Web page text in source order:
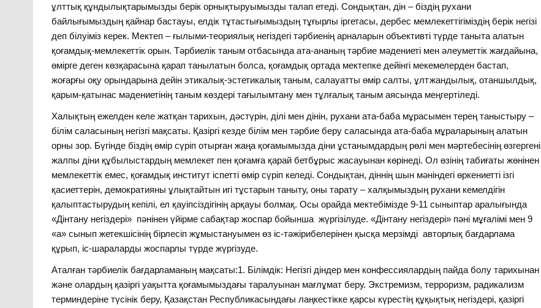
ұлттық құндылықтарымызды берік орнықтыруымызды талап етеді. Сондықтан, дін – біздің рухани
байлығымыздың қайнар бастауы, елдік тұтастығымыздың тұғырлы іргетасы, дербес мемлекеттігіміздің берік негізі
деп білуіміз керек. Мектеп – ғылыми-теориялық негіздегі тәрбиенің арналарын объективті түрде таныта алатын
қоғамдық-мемлекеттік орын. Тәрбиелік таным отбасында ата-ананың тәрбие мәдениеті мен әлеуметтік жағдайына,
өмірге деген көзқарасына қарап танылатын болса, қоғамдық ортада мектепке дейінгі мекемелерден бастап,
жоғарғы оқу орындарына дейін этикалық-эстетикалық таным, салауатты өмір салты, ұлтжандылық, отаншылдық,
қарым-қатынас мәдениетінің таным көздері тағылымтану мен тұлғалық таным аясында меңгертіледі.
Халықтың ежелден келе жатқан тарихын, дәстүрін, ділі мен дінін, рухани ата-баба мұрасымен терең таныстыру –
білім саласының негізгі мақсаты. Қазіргі кезде білім мен тәрбие беру саласында ата-баба мұраларының алатын
орны зор. Бүгінде біздің өмір сүріп отырған жаңа қоғамымызда діни ұстанымдардың рөлі мен мәртебесінің өзгергені
жалпы діни құбылыстардың мемлекет пен қоғамға қарай бетбұрыс жасауынан көрінеді. Ол өзінің табиғаты жөнінен
мемлекеттік емес, қоғамдық институт іспетті өмір сүріп келеді. Сондықтан, діннің шын мәніндегі өркениетті ізгі
қасиеттерін, демократияны ұлықтайтын игі тұстарын таныту, оны тарату – халқымыздың рухани кемелдігін
қалыптастырудың кепілі, ел қауіпсіздігінің арқауы болмақ. Осы орайда мектебімізде 9-11 сыныптар аралығында
«Дінтану негіздері» пәнінен үйірме сабақтар жоспар бойынша жүргізілуде. «Дінтану негіздері» пәні мұғалімі мен 9
«а» сынып жетекшісінің бірлесіп жұмыстануымен өз іс-тәжірибелерінен қысқа мерзімді авторлық бағдарлама
құрып, іс-шараларды жоспарлы түрде жүргізуде.
Аталған тәрбиелік бағдарламаның мақсаты:1. Білімдік: Негізгі діндер мен конфессиялардың пайда болу тарихынан
және олардың қазіргі уақытта қоғамымыздағы таралуынан мағлұмат беру. Экстремизм, терроризм, радикализм
терминдеріне түсінік беру, Қазақстан Республикасындағы лаңкестікке қарсы күрестің құқықтық негіздері, қазіргі